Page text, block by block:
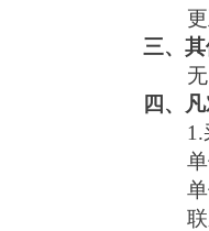
三、
无
四、
1.